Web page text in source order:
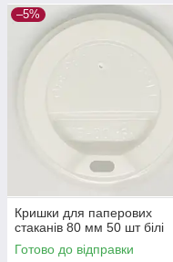
–5%
Кришки для паперових
стаканів 80 мм 50 шт білі
Готово до відправки